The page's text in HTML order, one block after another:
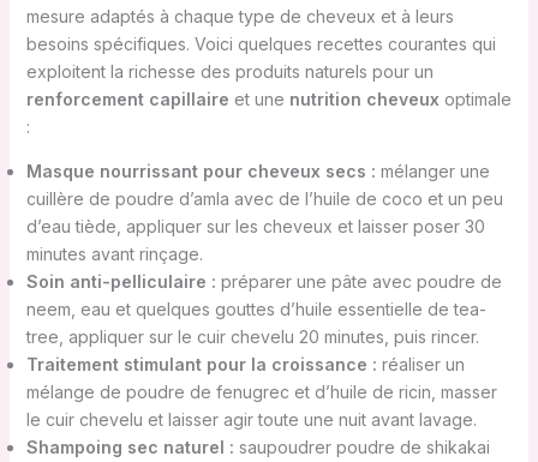
mesure adaptés à chaque type de cheveux et à leurs
besoins spécifiques. Voici quelques recettes courantes qui
exploitent la richesse des produits naturels pour un
renforcement capillaire et une nutrition cheveux optimale
:
Masque nourrissant pour cheveux secs : mélanger une
cuillère de poudre d’amla avec de l’huile de coco et un peu
d’eau tiède, appliquer sur les cheveux et laisser poser 30
minutes avant rinçage.
Soin anti-pelliculaire : préparer une pâte avec poudre de
neem, eau et quelques gouttes d’huile essentielle de tea-
tree, appliquer sur le cuir chevelu 20 minutes, puis rincer.
Traitement stimulant pour la croissance : réaliser un
mélange de poudre de fenugrec et d’huile de ricin, masser
le cuir chevelu et laisser agir toute une nuit avant lavage.
Shampoing sec naturel : saupoudrer poudre de shikakai